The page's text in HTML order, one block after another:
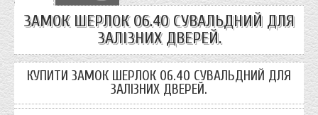
ЗАМОК ШЕРЛОК 06.40 СУВАЛЬДНИЙ ДЛЯ
ЗАЛІЗНИХ ДВЕРЕЙ.
КУПИТИ ЗАМОК ШЕРЛОК 06.40 СУВАЛЬДНИЙ ДЛЯ
ЗАЛІЗНИХ ДВЕРЕЙ.